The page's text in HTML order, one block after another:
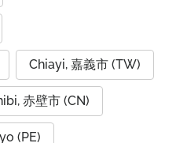
Chiayi, 嘉義市 (TW)
赤壁市 (CN)
(PE)